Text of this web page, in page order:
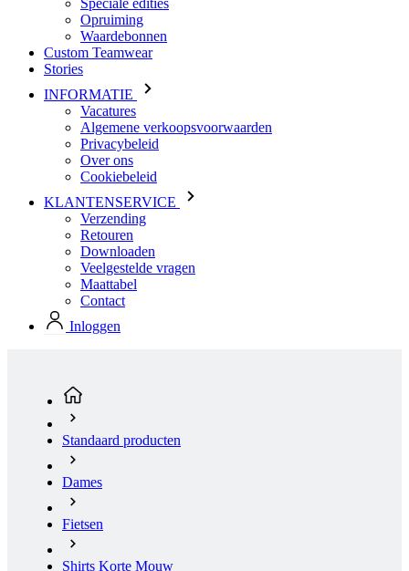
INFORMATIE
Vacatures
Algemene verkoopsvoorwaarden
Privacybeleid
Cookiebeleid
KLANTENSERVICE
Verzending
Retouren
Downloaden
Veelgestelde vragen
Maattabel
Contact
Inloggen
Dames
Fietsen
Shirts Korte Mouw
PASSION Z3 | Fietsshirt CARBON | light blue |
VROUWEN | Maat: 5